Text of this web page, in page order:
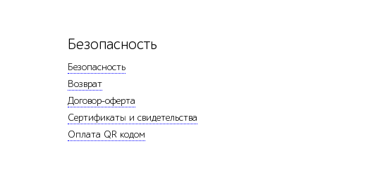
Безопасность
Безопасность
Возврат
Договор-оферта
Сертификаты и свидетельства
Оплата QR кодом